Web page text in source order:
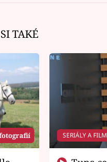
TAKÉ
SERIÁLY A